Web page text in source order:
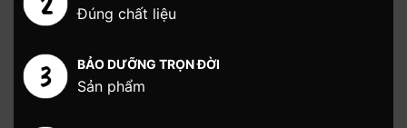
Đúng chất liệu
BẢO DƯỠNG TRỌN ĐỜI
Sản phẩm